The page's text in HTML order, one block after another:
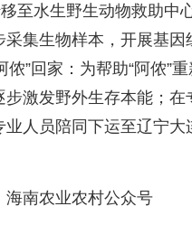
移至水生野生动物救助中
采集生物样本，开展基
侬”回家：为帮助“阿侬”
步激发野外生存本能；
业人员陪同下运至辽宁大
海南农业农村公众号